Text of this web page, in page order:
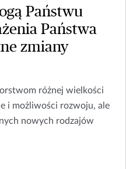
Państwu
Państwa
zmiany
różnej wielkości
i możliwości rozwoju, ale
nowych rodzajów